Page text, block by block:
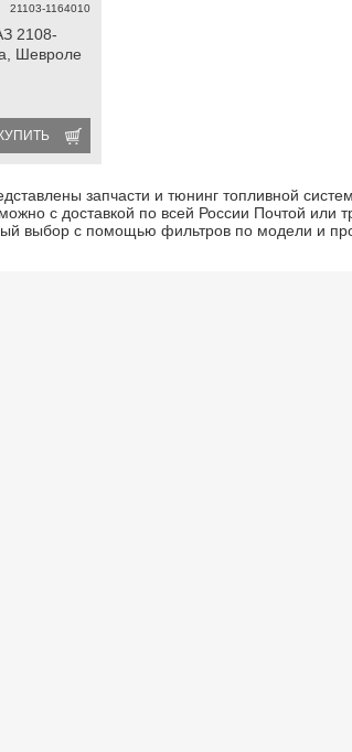
21103-1164010
2108-
Шевроле
запчасти и тюнинг топливной
с доставкой по всей России Почтой или
выбор с помощью фильтров по модели и